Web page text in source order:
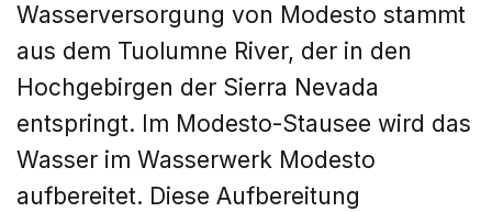
Wasserversorgung von Modesto stammt
aus dem Tuolumne River, der in den
Hochgebirgen der Sierra Nevada
entspringt. Im Modesto-Stausee wird das
Wasser im Wasserwerk Modesto
aufbereitet. Diese Aufbereitung